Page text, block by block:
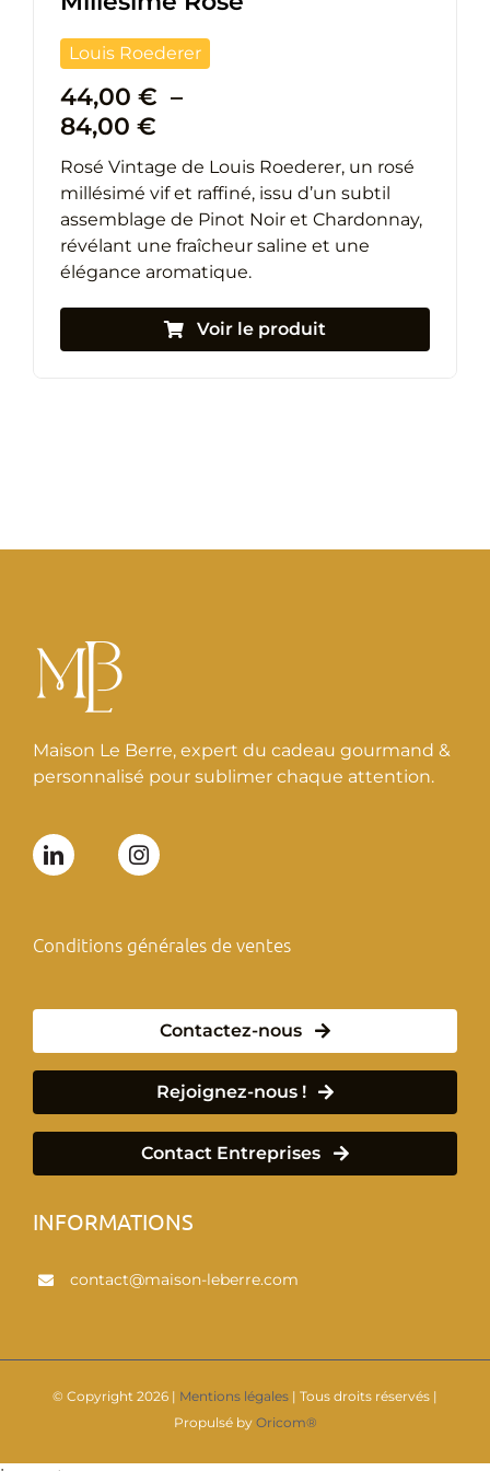
Louis Roederer
44,00 € –
84,00 €Plage
prix :
44,00 €
à
84,00 €
Rosé Vintage de Louis Roederer, un rosé
millésimé vif et raffiné, issu d’un subtil
assemblage de Pinot Noir et Chardonnay,
révélant une fraîcheur saline et une
élégance aromatique.
Voir le produit
Maison Le Berre, expert du cadeau gourmand &
personnalisé pour sublimer chaque attention.
Conditions générales de ventes
Contactez-nous
Rejoignez-nous !
Contact Entreprises
INFORMATIONS
contact@maison-leberre.com
© Copyright 2026 | Mentions légales | Tous droits réservés |
Propulsé by Oricom®